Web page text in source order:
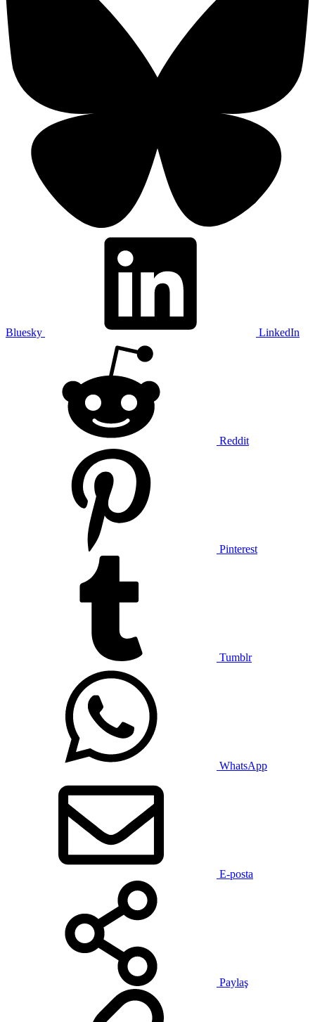
Bluesky LinkedIn
Reddit
Pinterest
Tumblr
WhatsApp
E-posta
Paylaş